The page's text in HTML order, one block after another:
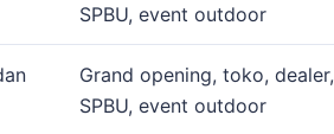
SPBU, event outdoor
Grand opening, toko, dealer,
SPBU, event outdoor